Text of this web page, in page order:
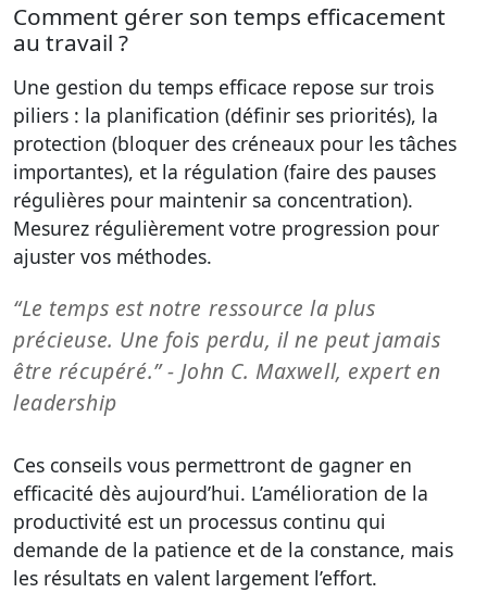
Comment gérer son temps efficacement
au travail ?
Une gestion du temps efficace repose sur trois
piliers : la planification (définir ses priorités), la
protection (bloquer des créneaux pour les tâches
importantes), et la régulation (faire des pauses
régulières pour maintenir sa concentration).
Mesurez régulièrement votre progression pour
ajuster vos méthodes.
“Le temps est notre ressource la plus
précieuse. Une fois perdu, il ne peut jamais
être récupéré.” - John C. Maxwell, expert en
leadership
Ces conseils vous permettront de gagner en
efficacité dès aujourd’hui. L’amélioration de la
productivité est un processus continu qui
demande de la patience et de la constance, mais
les résultats en valent largement l’effort.